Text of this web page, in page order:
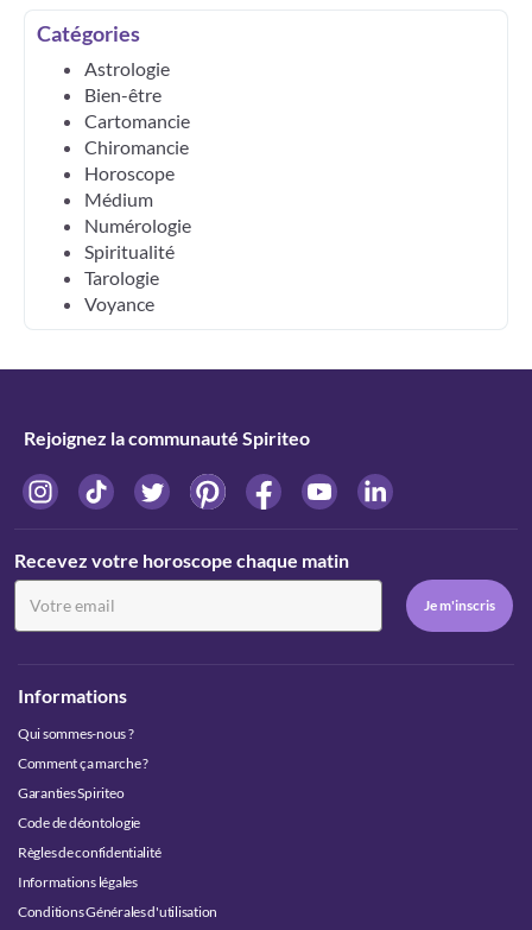
Catégories
Astrologie
Bien-être
Cartomancie
Chiromancie
Horoscope
Médium
Numérologie
Spiritualité
Tarologie
Voyance
Rejoignez la communauté Spiriteo
Recevez votre horoscope chaque matin
Informations
Qui sommes-nous ?
Comment ça marche ?
Garanties Spiriteo
Code de déontologie
Règles de confidentialité
Informations légales
Conditions Générales d'utilisation